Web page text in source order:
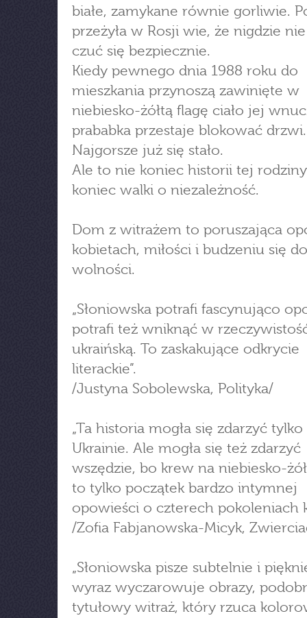
białe, zamykane równie gorliwie.
przeżyła w Rosji wie, że nigdzie
czuć się bezpiecznie.
Kiedy pewnego dnia 1988 roku do
mieszkania przynoszą zawinięte w
niebiesko-żółtą flagę ciało jej
prababka przestaje blokować drzwi.
Najgorsze już się stało.
Ale to nie koniec historii tej
koniec walki o niezależność.
Dom z witrażem to poruszająca
kobietach, miłości i budzeniu się do
wolności.
„Słoniowska potrafi fascynująco
potrafi też wniknąć w
ukraińską. To zaskakujące odkrycie
literackie”.
/Justyna Sobolewska, Polityka/
„Ta historia mogła się zdarzyć
Ukrainie. Ale mogła się też zdarzyć
wszędzie, bo krew na niebiesko-
to tylko początek bardzo intymnej
opowieści o czterech pokoleniach
/Zofia Fabjanowska-Micyk,
„Słoniowska pisze subtelnie i
wyraz wyczarowuje obrazy,
tytułowy witraż, który rzuca